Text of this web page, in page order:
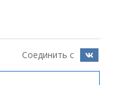
Соединить с